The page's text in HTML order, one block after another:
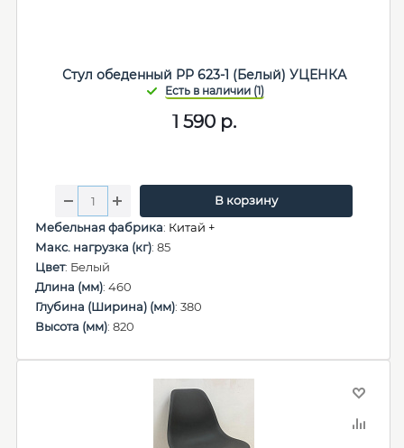
Стул обеденный PP 623-1 (Белый) УЦЕНКА
1 590р.
В корзину
Мебельная фабрика: Китай +
Макс. нагрузка (кг): 85
Цвет: Белый
Длина (мм): 460
Глубина (Ширина) (мм): 380
Высота (мм): 820